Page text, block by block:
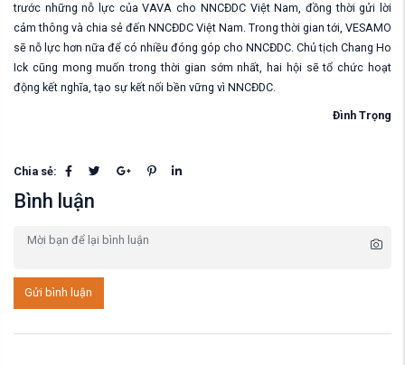
trước những nỗ lực của VAVA cho NNCĐDC Việt Nam, đồng thời gửi lời
cảm thông và chia sẻ đến NNCĐDC Việt Nam. Trong thời gian tới, VESAMO
sẽ nỗ lực hơn nữa để có nhiều đóng góp cho NNCĐDC. Chủ tịch Chang Ho
Ick cũng mong muốn trong thời gian sớm nhất, hai hội sẽ tổ chức hoạt
động kết nghĩa, tạo sự kết nối bền vững vì NNCĐDC.
Đình Trọng
Chia sẻ:
Bình luận
Gửi bình luận